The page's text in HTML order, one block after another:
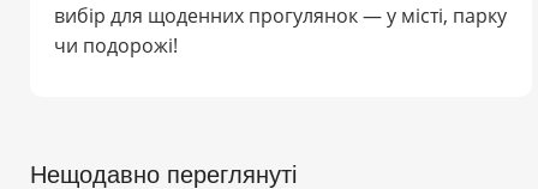
вибір для щоденних прогулянок — у місті, парку
чи подорожі!
Нещодавно переглянуті